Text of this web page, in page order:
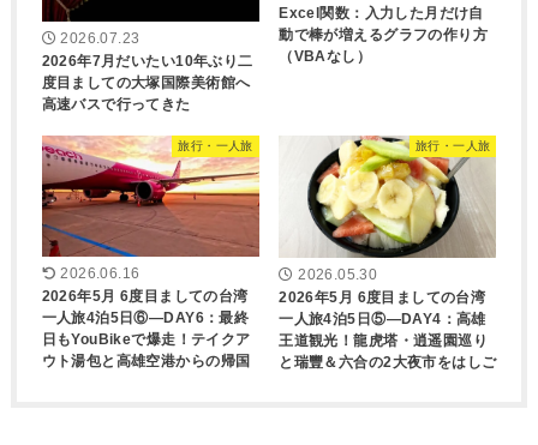
2026.07.23
2026年7月だいたい10年ぶり二
度目ましての大塚国際美術館へ
高速バスで行ってきた
Excel関数：入力した月だけ自
動で棒が増えるグラフの作り方
（VBAなし）
旅行・一人旅
2026.06.16
2026年5月 6度目ましての台湾
一人旅4泊5日⑥―DAY6：最終
日もYouBikeで爆走！テイクア
ウト湯包と高雄空港からの帰国
旅行・一人旅
2026.05.30
2026年5月 6度目ましての台湾
一人旅4泊5日⑤―DAY4：高雄
王道観光！龍虎塔・逍遥園巡り
と瑞豐＆六合の2大夜市をはしご